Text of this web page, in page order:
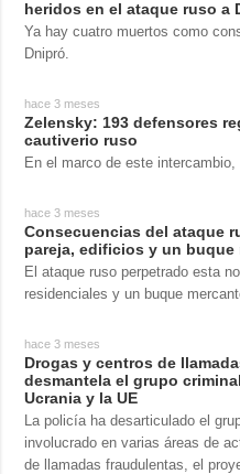
Guerra
Reconstrucción
Política
Economía
Sociedad y
Cultura
Deportes
Crimen
Desastres y
emergencias
ADICIONAL
Podcasts
heridos en el ataque ruso a
Ya hay cuatro muertos como
Dnipró.
hace 3 meses
Zelensky: 193 defensores
cautiverio ruso
En el marco de este
hace 3 meses
Consecuencias del ataque
pareja, edificios y un
El ataque ruso perpetrado esta
residenciales y un buque
hace 3 meses
Drogas y centros de
desmantela el grupo
Ucrania y la UE
La policía ha desarticulado el
involucrado en varias áreas de
de llamadas fraudulentas, el